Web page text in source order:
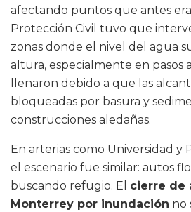
afectando puntos que antes
Protección Civil tuvo que
zonas donde el nivel del agua
altura, especialmente en pasos
llenaron debido a que las
bloqueadas por basura y
construcciones aledañas.
En arterias como Universidad y
el escenario fue similar: autos
buscando refugio. El cierre de
Monterrey por inundación no